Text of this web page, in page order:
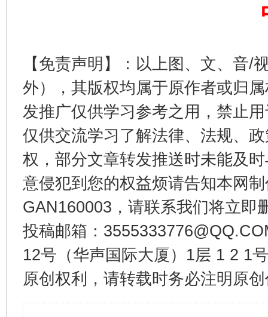
【免责声明】：以上图、文、音/
外），其版权均属于原作者或归
发推广仅供学习参考之用，禁止
仅供交流学习了解法律、法规、
权，部分文章转发推送时未能及
意侵犯到您的权益烦请告知本网
GAN160003，请联系我们将立即
投稿邮箱：
12号（华声国际大厦）1层 1 2 1
原创权利，请转载时务必注明原